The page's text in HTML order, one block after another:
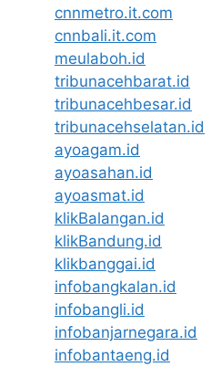
cnnmetro.it.com
cnnbali.it.com
meulaboh.id
tribunacehbarat.id
tribunacehbesar.id
tribunacehselatan.id
ayoagam.id
ayoasahan.id
ayoasmat.id
klikBalangan.id
klikBandung.id
klikbanggai.id
infobangkalan.id
infobangli.id
infobanjarnegara.id
infobantaeng.id